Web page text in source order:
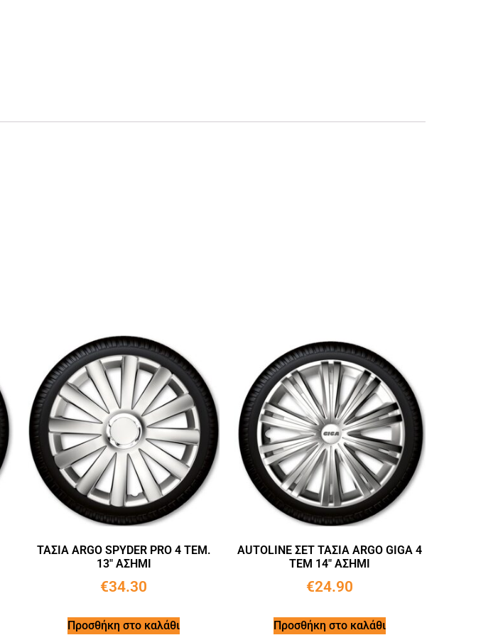
ΤΑΣΙΑ ARGO SPYDER PRO 4 TEM.
13″ ΑΣΗΜΙ
€34.30
Προσθήκη στο καλάθι
AUTOLINE ΣΕΤ ΤΑΣΙΑ ARGO GIGA 4
ΤΕΜ 14″ ΑΣΗΜΙ
€24.90
Προσθήκη στο καλάθι